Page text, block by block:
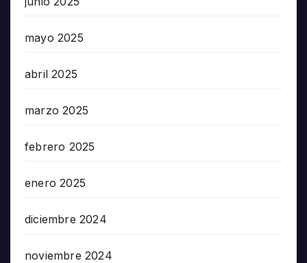
mayo 2025
abril 2025
marzo 2025
febrero 2025
enero 2025
diciembre 2024
noviembre 2024